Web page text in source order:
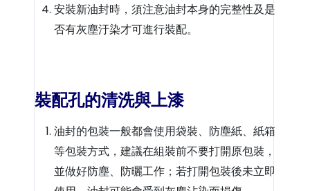
安裝新油封時，須注意油封本身的完整性及是
否有灰塵汙染才可進行裝配。
裝配孔的清洗與上漆
油封的包裝一般都會使用袋裝、防塵紙、紙箱
等包裝方式，建議在組裝前不要打開原包裝，
並做好防塵、防曬工作；若打開包裝後未立即